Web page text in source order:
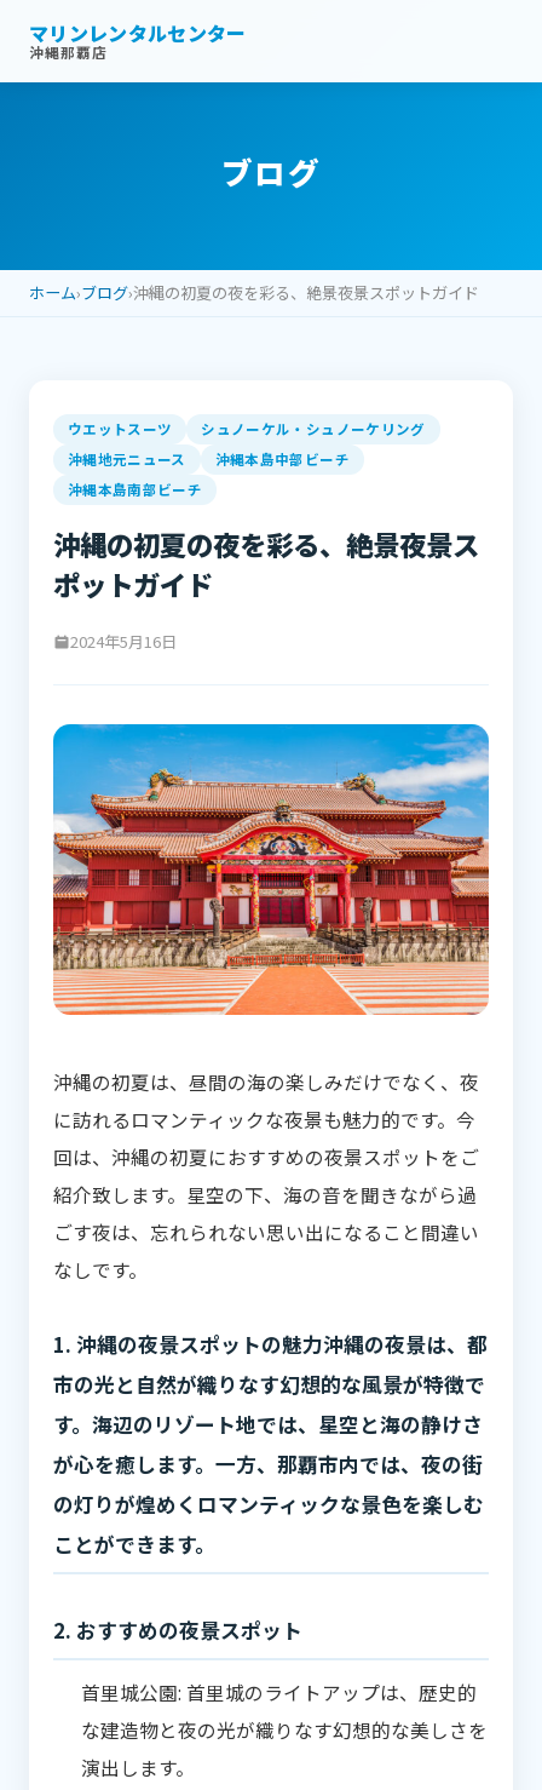
マリンレンタルセンター
沖縄那覇店
ブログ
ホーム›ブログ›沖縄の初夏の夜を彩る、絶景夜景スポットガイド
ウエットスーツ
シュノーケル・シュノーケリング
沖縄地元ニュース
沖縄本島中部ビーチ
沖縄本島南部ビーチ
沖縄の初夏の夜を彩る、絶景夜景ス
ポットガイド
2024年5月16日
沖縄の初夏は、昼間の海の楽しみだけでなく、夜
に訪れるロマンティックな夜景も魅力的です。今
回は、沖縄の初夏におすすめの夜景スポットをご
紹介致します。星空の下、海の音を聞きながら過
ごす夜は、忘れられない思い出になること間違い
なしです。
1. 沖縄の夜景スポットの魅力沖縄の夜景は、都
市の光と自然が織りなす幻想的な風景が特徴で
す。海辺のリゾート地では、星空と海の静けさ
が心を癒します。一方、那覇市内では、夜の街
の灯りが煌めくロマンティックな景色を楽しむ
ことができます。
2. おすすめの夜景スポット
首里城公園: 首里城のライトアップは、歴史的
な建造物と夜の光が織りなす幻想的な美しさを
演出します。